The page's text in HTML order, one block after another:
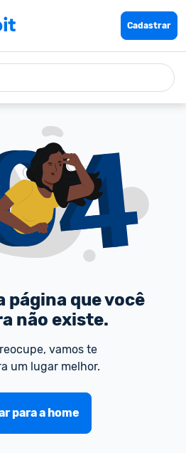
Cadastrar
página que você
não existe.
vamos te
um lugar melhor.
para a home